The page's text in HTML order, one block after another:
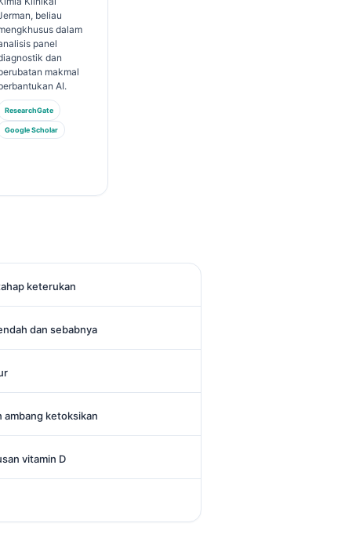
beliau
dalam
panel
dan
makmal
AI.
ResearchGate
Google Scholar
keterukan
dan sebabnya
ambang ketoksikan
vitamin D